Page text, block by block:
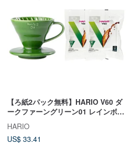
【ろ紙2パック無料】HARIO V60 ダ
ークファーングリーン01 レインボー
マグネットフィルターカップ/VDC-
01-DG-EX
HARIO
US$ 33.41